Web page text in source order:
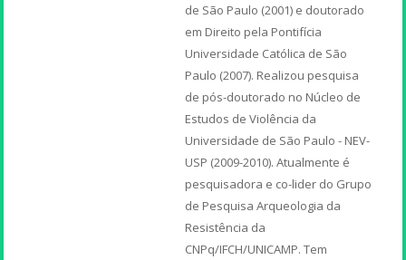
de São Paulo (2001) e doutorado
em Direito pela Pontifícia
Universidade Católica de São
Paulo (2007). Realizou pesquisa
de pós-doutorado no Núcleo de
Estudos de Violência da
Universidade de São Paulo - NEV-
USP (2009-2010). Atualmente é
pesquisadora e co-lider do Grupo
de Pesquisa Arqueologia da
Resistência da
CNPq/IFCH/UNICAMP. Tem